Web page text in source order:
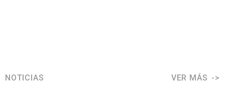
NOTICIAS VER MÁS